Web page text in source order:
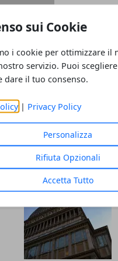
sui Cookie
i cookie per ottimizzare il
servizio. Puoi
dare il tuo consenso.
| Privacy Policy
Personalizza
Rifiuta Opzionali
Accetta Tutto